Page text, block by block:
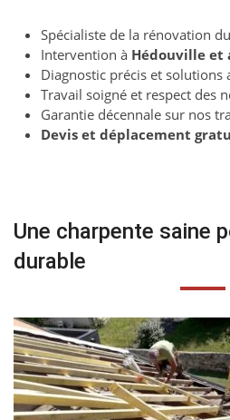
Spécialiste de la rénovation
Intervention à Hédouville et
Diagnostic précis et solutions
Travail soigné et respect des
Garantie décennale sur nos
Devis et déplacement
Une charpente saine
durable